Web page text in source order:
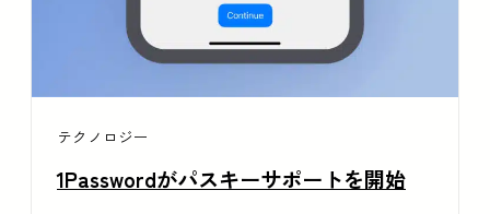
テクノロジー
1Passwordがパスキーサポートを開始